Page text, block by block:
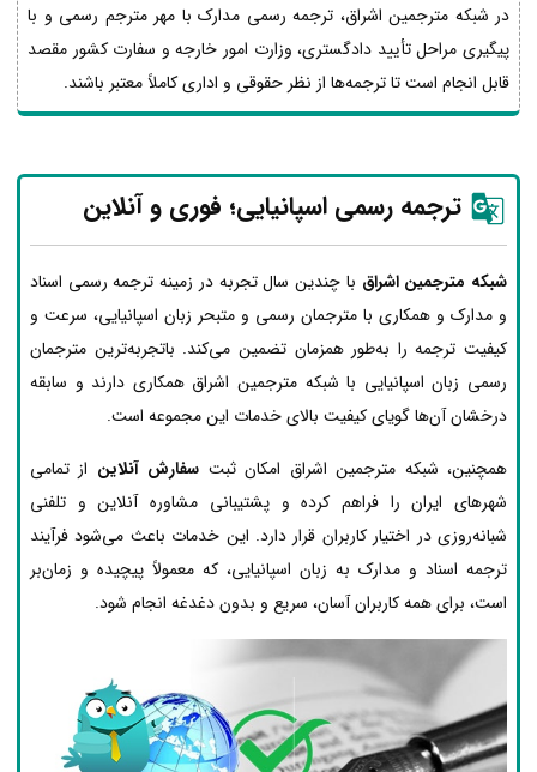
در شبکه مترجمین اشراق، ترجمه رسمی مدارک با مهر مترجم رسمی و با
پیگیری مراحل تأیید دادگستری، وزارت امور خارجه و سفارت کشور مقصد
قابل انجام است تا ترجمه‌ها از نظر حقوقی و اداری کاملاً معتبر باشند.
ترجمه رسمی اسپانیایی؛ فوری و آنلاین
شبکه مترجمین اشراق با چندین سال تجربه در زمینه ترجمه رسمی اسناد
و مدارک و همکاری با مترجمان رسمی و متبحر زبان اسپانیایی، سرعت و
کیفیت ترجمه را به‌طور همزمان تضمین می‌کند. باتجربه‌ترین مترجمان
رسمی زبان اسپانیایی با شبکه مترجمین اشراق همکاری دارند و سابقه
درخشان آن‌ها گویای کیفیت بالای خدمات این مجموعه است.
همچنین، شبکه مترجمین اشراق امکان ثبت سفارش آنلاین از تمامی
شهرهای ایران را فراهم کرده و پشتیبانی مشاوره آنلاین و تلفنی
شبانه‌روزی در اختیار کاربران قرار دارد. این خدمات باعث می‌شود فرآیند
ترجمه اسناد و مدارک به زبان اسپانیایی، که معمولاً پیچیده و زمان‌بر
است، برای همه کاربران آسان، سریع و بدون دغدغه انجام شود.